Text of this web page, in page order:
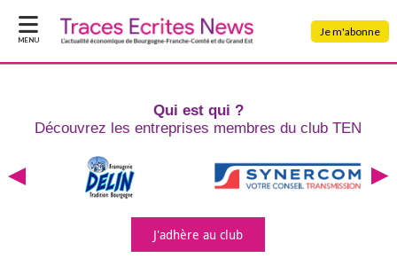
MENU
Je m'abonne
Qui est qui ?
Découvrez les entreprises membres du club TEN
J'adhèreau club